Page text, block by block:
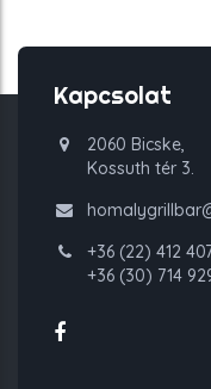
Kapcsolat
2060 Bicske,
Kossuth tér 3.
+36 (22) 412
+36 (30) 714